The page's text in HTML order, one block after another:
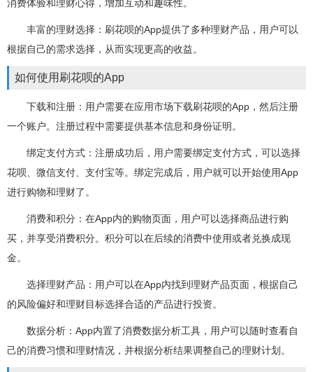
消费体验和理财心得，增加互动和趣味性。
丰富的理财选择：刷花呗的App提供了多种理财产品，用户可以
根据自己的需求选择，从而实现更高的收益。
如何使用刷花呗的App
下载和注册：用户需要在应用市场下载刷花呗的App，然后注册
一个账户。注册过程中需要提供基本信息和身份证明。
绑定支付方式：注册成功后，用户需要绑定支付方式，可以选择
花呗、微信支付、支付宝等。绑定完成后，用户就可以开始使用App
进行购物和理财了。
消费和积分：在App内的购物页面，用户可以选择商品进行购
买，并享受消费积分。积分可以在后续的消费中使用或者兑换成现
金。
选择理财产品：用户可以在App内找到理财产品页面，根据自己
的风险偏好和理财目标选择合适的产品进行投资。
数据分析：App内置了消费数据分析工具，用户可以随时查看自
己的消费习惯和理财情况，并根据分析结果调整自己的理财计划。